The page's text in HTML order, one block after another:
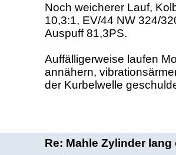
Noch weicherer Lauf,
10,3:1, EV/44 NW 324/
Auspuff 81,3PS.
Auffälligerweise laufen
annähern,
der Kurbelwelle
Re: Mahle Zylinder